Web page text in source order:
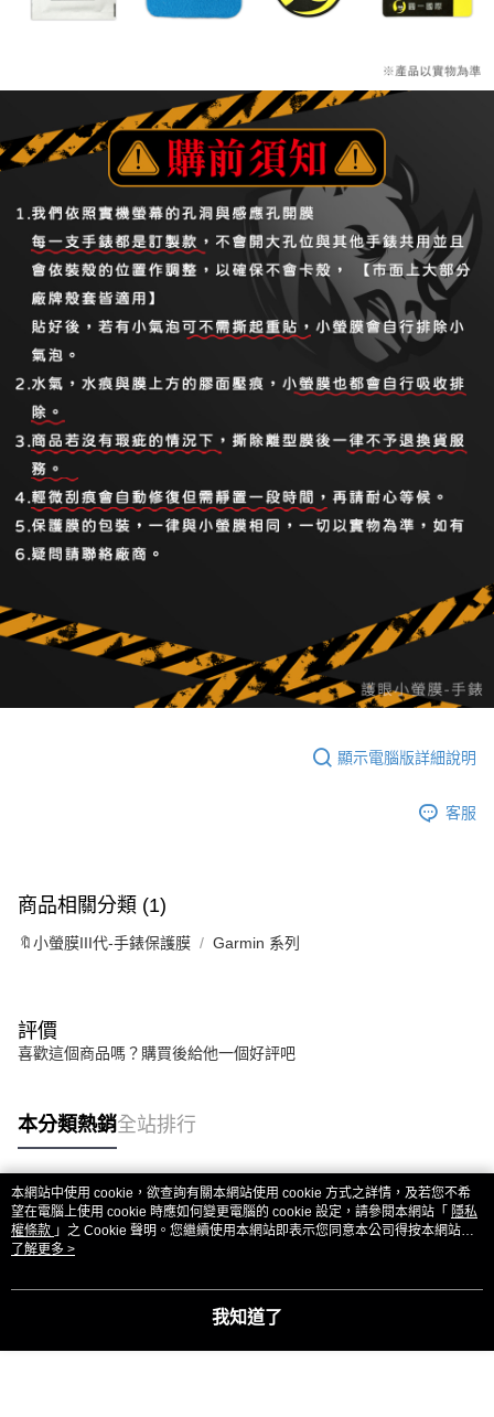
顯示電腦版詳細說明
客服
商品相關分類 (1)
🔖小螢膜III代-手錶保護膜 Garmin 系列
評價
喜歡這個商品嗎？購買後給他一個好評吧
本分類熱銷全站排行
熱門標籤
本網站中使用 cookie，欲查詢有關本網站使用 cookie 方式之詳情，及若您不希
望在電腦上使用 cookie 時應如何變更電腦的 cookie 設定，請參閱本網站「 隱私
權條款 」之 Cookie 聲明。您繼續使用本網站即表示您同意本公司得按本網站使
用條款之 Cookie 聲明使用 cookie。
了解更多 >
我知道了